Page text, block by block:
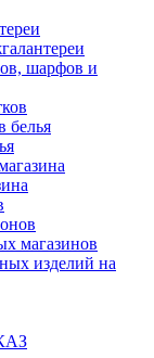
шарфов и
белья
магазинов
изделий на